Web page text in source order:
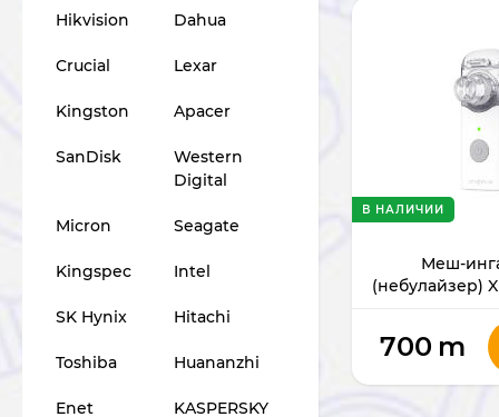
Меш-
(небулайзер)
В НАЛИЧИИ
700 m
Hikvision Dahua
Crucial Lexar
Kingston Apacer
SanDisk
Western
Digital
Micron Seagate
Kingspec Intel
SK Hynix Hitachi
Toshiba Huananzhi
Enet KASPERSKY